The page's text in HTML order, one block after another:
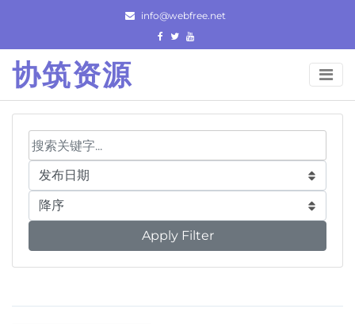
content
info@webfree.net
协筑资源
Apply Filter